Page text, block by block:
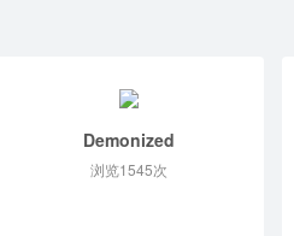
Demonized
浏览1545次